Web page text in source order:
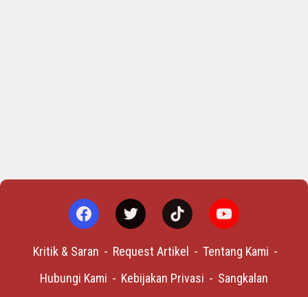
Kritik & Saran Request Artikel
Tentang Kami
Hubungi Kami
Kebijakan Privasi Sangkalan